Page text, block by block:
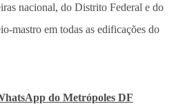
nacional, do Distrito Federal e do
mastro em todas as edificações do
do Metrópoles DF